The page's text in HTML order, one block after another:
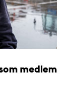
medlem